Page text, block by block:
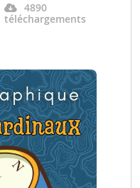
4890
téléchargements